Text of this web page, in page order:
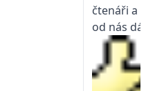
čtenáři a
od nás